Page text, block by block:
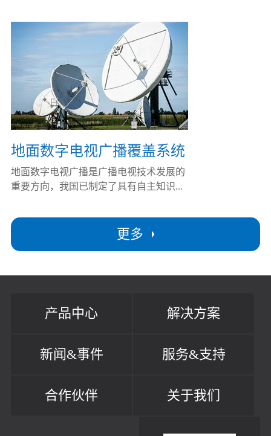
更多
地面数字电视广播覆盖系统
地面数字电视广播是广播电视技术发展的
重要方向，我国已制定了具有自主知识...
产品中心 解决方案
新闻&事件 服务&支持
合作伙伴 关于我们